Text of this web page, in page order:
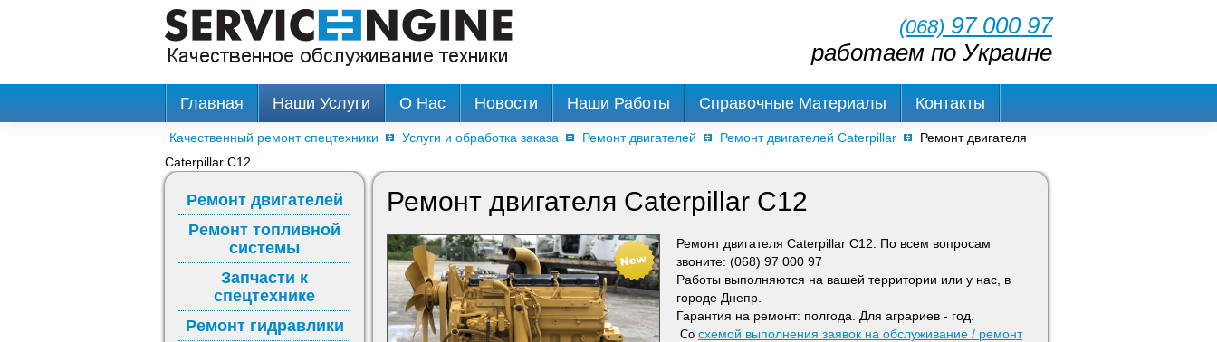
Ремонт двигателя Caterpillar C12
Ремонт двигателя Caterpillar С12. По всем вопросам
звоните: (068) 97 000 97
Работы выполняются на вашей территории или у нас, в
городе Днепр.
Гарантия на ремонт: полгода. Для аграриев - год.
Со схемой выполнения заявок на обслуживание / ремонт
Ремонт двигателей
Ремонт топливной
системы
Запчасти к
спецтехнике
Ремонт гидравлики
(068) 97 000 97
работаем по Украине
Главная Наши Услуги О Нас Новости Наши Работы Справочные Материалы Контакты
Качественный ремонт спецтехники Услуги и обработка заказа Ремонт двигателей Ремонт двигателей Caterpillar
Ремонт двигателя
Caterpillar C12